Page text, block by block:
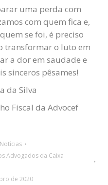
uma perda com
com quem fica e,
se foi, é preciso
transformar o luto em
a dor em saudade e
sinceros pêsames!
da Silva
Fiscal da Advocef
Notícias
Advogados da Caixa
de 2020